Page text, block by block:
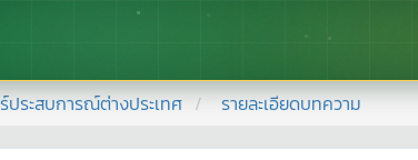
ประสบการณ์ต่างประเทศ รายละเอียดบทความ